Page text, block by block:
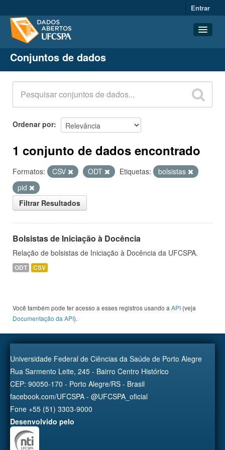
Entrar
Conjuntos de dados
Organizações
Grupos
Sobre
Conjuntos de dados
Ordenar por
1 conjunto de dados encontrado
Formatos: CSV ODT Etiquetas:
bolsistas
pid
Filtrar Resultados
Bolsistas de Iniciação à Docência
Relação de bolsistas de Iniciação à Docência da UFCSPA.
ODT CSV
Você também pode ter acesso a esses registros usando a API (veja
Documentação da API).
Universidade Federal de Ciências da Saúde de Porto Alegre
Rua Sarmento Leite, 245 - Bairro Centro Histórico
CEP: 90050-170 - Porto Alegre/RS - Brasil
facebook.com/UFCSPA - @UFCSPA_oficial
Fone +55 (51) 3303-9000
Desenvolvido pelo